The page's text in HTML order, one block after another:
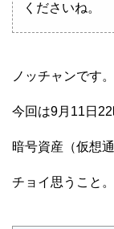
くださいね。
ノッチャンです。
今回は9月11日22
暗号資産（仮想
チョイ思うこと。